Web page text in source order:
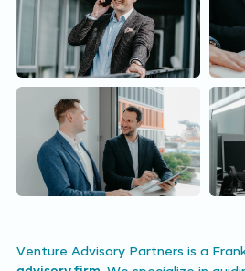
Venture Advisory Partners is a